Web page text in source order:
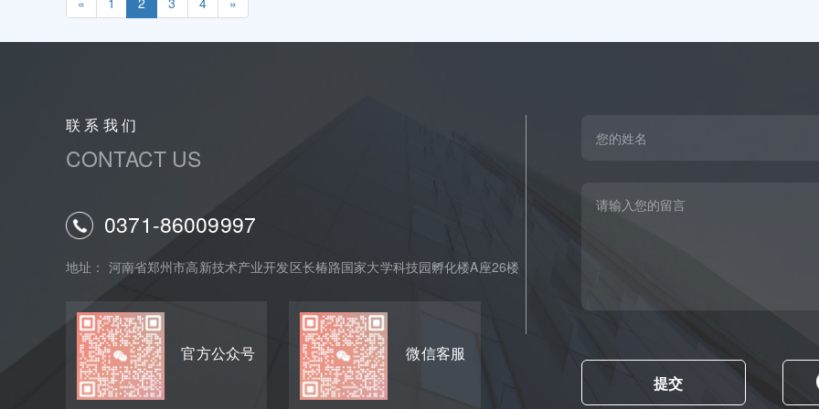
联 系 我 们
CONTACT US
0371-86009997
地址： 河南省郑州市高新技术产业开发区长椿路国家大学科技园孵化楼A座26楼
官方公众号 微信客服